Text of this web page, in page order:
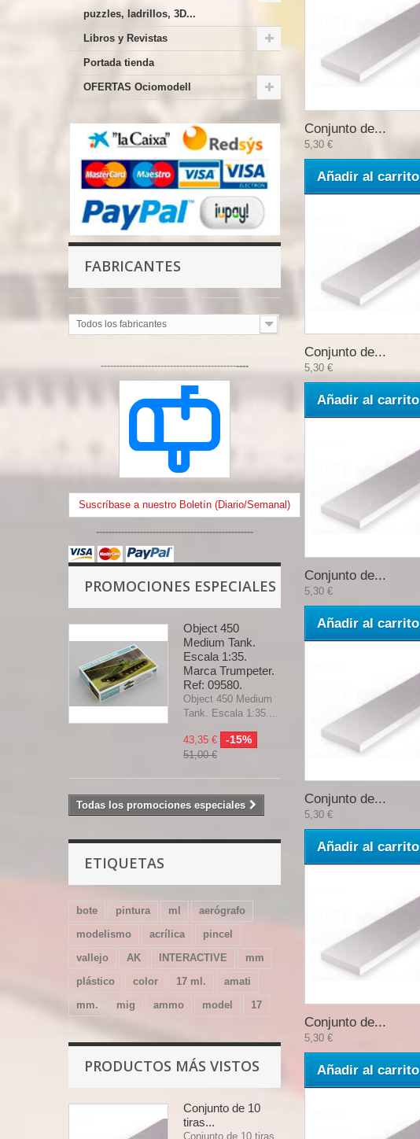
puzzles, ladrillos, 3D...
Libros y Revistas
Portada tienda
OFERTAS Ociomodell
FABRICANTES
Todos los fabricantes
-----------------------------------------------
Suscríbase a nuestro Boletín (Diario/Semanal)
--------------------------------------------------
PROMOCIONES ESPECIALES
Object 450
Medium Tank.
Escala 1:35.
Marca Trumpeter.
Ref: 09580.
Object 450 Medium
Tank. Escala 1:35....
43,35 € -15%
51,00 €
Todas los promociones especiales
ETIQUETAS
bote pintura ml
aerógrafo
modelismo
acrílica
pincel
vallejo
AK INTERACTIVE
mm
plástico
color 17 ml.
amati
mm.
mig ammo model 17
PRODUCTOS MÁS VISTOS
Conjunto de 10
tiras...
Conjunto de 10 tiras
Conjunto de...
5,30 €
Añadir al carrito
Conjunto de...
5,30 €
Añadir al carrito
Conjunto de...
5,30 €
Añadir al carrito
Conjunto de...
5,30 €
Añadir al carrito
Conjunto de...
5,30 €
Añadir al carrito